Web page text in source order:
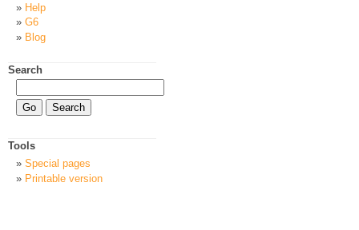
Help
G6
Blog
Search
Tools
Special pages
Printable version